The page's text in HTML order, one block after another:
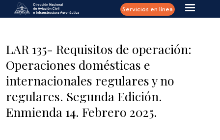
Pasar al contenido principal Servicios en línea
LAR 135- Requisitos de operación:
Operaciones domésticas e
internacionales regulares y no
regulares. Segunda Edición.
Enmienda 14. Febrero 2025.